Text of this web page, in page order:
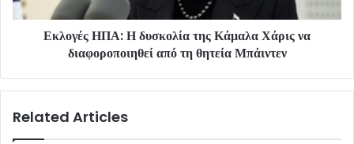
Εκλογές ΗΠΑ: Η δυσκολία της Κάμαλα Χάρις να
διαφοροποιηθεί από τη θητεία Μπάιντεν
Related Articles